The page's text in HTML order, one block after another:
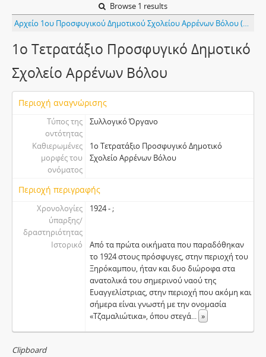
Browse 1 results
Αρχείο 1ου Προσφυγικού Δημοτικού Σχολείου Αρρένων Βόλου (4τάξιο)
1ο Τετρατάξιο Προσφυγικό Δημοτικό
Σχολείο Αρρένων Βόλου
Περιοχή αναγνώρισης
Τύπος της
οντότητας
Συλλογικό Όργανο
Καθιερωμένες
μορφές του
ονόματος
1ο Τετρατάξιο Προσφυγικό Δημοτικό
Σχολείο Αρρένων Βόλου
Περιοχή περιγραφής
Χρονολογίες
ύπαρξης/
δραστηριότητας
1924 - ;
Ιστορικό
Από τα πρώτα οικήματα που παραδόθηκαν
το 1924 στους πρόσφυγες, στην περιοχή του
Ξηρόκαμπου, ήταν και δυο διώροφα στα
ανατολικά του σημερινού ναού της
Ευαγγελίστριας, στην περιοχή που ακόμη και
σήμερα είναι γνωστή με την ονομασία
«Τζαμαλιώτικα», όπου στεγά... »
Clipboard